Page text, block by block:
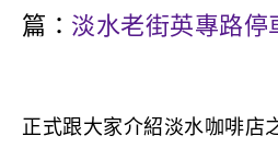
篇： 淡水老街英專路停
正式跟大家介紹淡水咖啡店